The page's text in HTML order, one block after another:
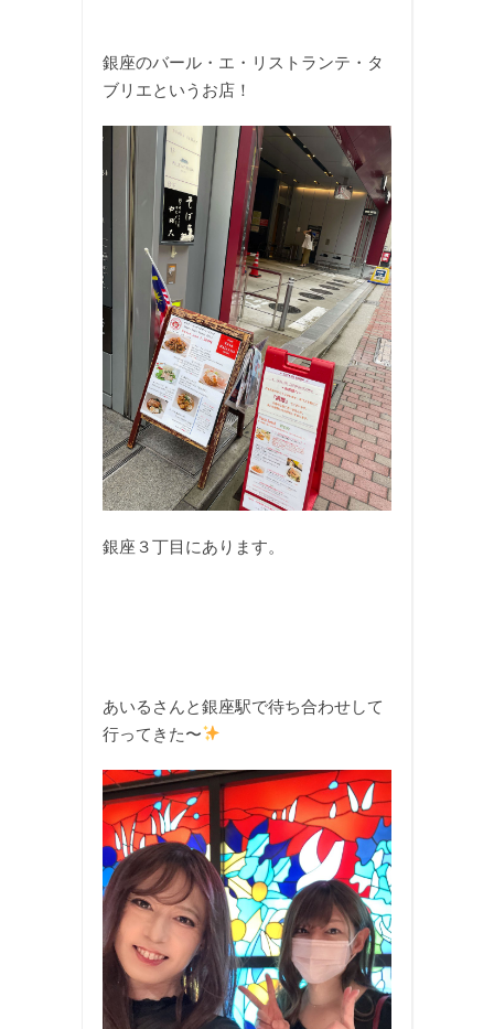
銀座のバール・エ・リストランテ・タ
ブリエというお店！
銀座３丁目にあります。
あいるさんと銀座駅で待ち合わせして
行ってきた〜